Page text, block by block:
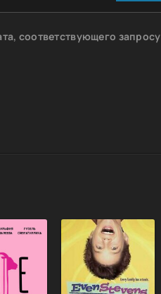
соответствующего запросу